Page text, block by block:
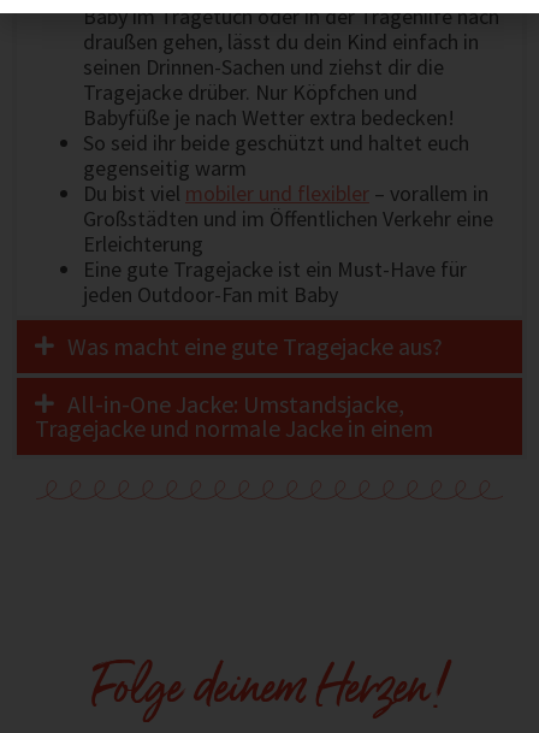
Baby im Tragetuch oder in der Tragehilfe nach
draußen gehen, lässt du dein Kind einfach in
seinen Drinnen-Sachen und ziehst dir die
Tragejacke drüber. Nur Köpfchen und
Babyfüße je nach Wetter extra bedecken!
So seid ihr beide geschützt und haltet euch
gegenseitig warm
Du bist viel mobiler und flexibler – vorallem in
Großstädten und im Öffentlichen Verkehr eine
Erleichterung
Eine gute Tragejacke ist ein Must-Have für
jeden Outdoor-Fan mit Baby
Was macht eine gute Tragejacke aus?
All-in-One Jacke: Umstandsjacke,
Tragejacke und normale Jacke in einem
Folge deinem Herzen!